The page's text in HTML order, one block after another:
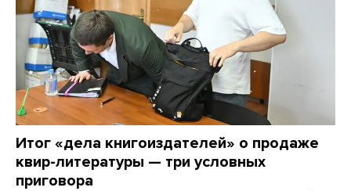
Итог «дела книгоиздателей» о продаже
квир-литературы — три условных
приговора